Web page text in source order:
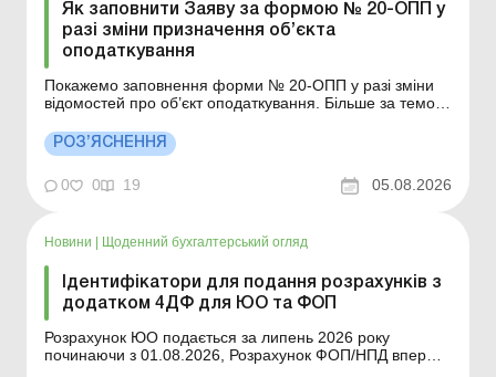
Як заповнити Заяву за формою № 20-ОПП у
разі зміни призначення об’єкта
оподаткування
Покажемо заповнення форми № 20-ОПП у разі зміни
відомостей про об’єкт оподаткування. Більше за темою:
Як відобразити у формі № 20-ОПП емфітевзис,
постійне користування, сервітут та суборенду землі
Подаємо форму № 20-ОПП щодо земельних ділянок:
...
РОЗ’ЯСНЕННЯ
0 0 19 05.08.2026
Новини Щоденний бухгалтерський огляд
Ідентифікатори для подання розрахунків з
додатком 4ДФ для ЮО та ФОП
Розрахунок ЮО подається за липень 2026 року
починаючи з 01.08.2026, Розрахунок ФОП/НПД вперше